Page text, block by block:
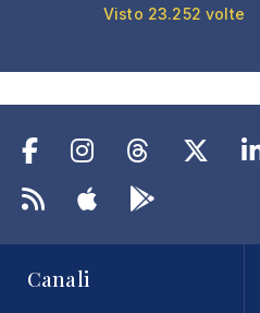
Visto 23.252 volte
Canali